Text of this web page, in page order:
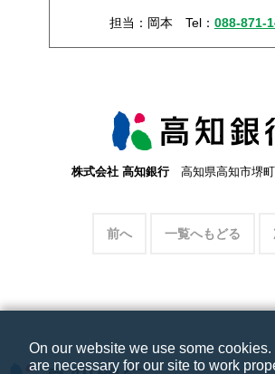
担当：岡本 Tel： 088-871-
株式会社 高知銀行高知県高知市堺町
前へ 一覧へもどる
On our website we use some cookies.
are necessary for our site to work